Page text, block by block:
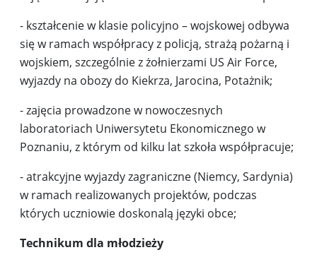
- kształcenie w klasie policyjno – wojskowej odbywa
się w ramach współpracy z policją, strażą pożarną i
wojskiem, szczególnie z żołnierzami US Air Force,
wyjazdy na obozy do Kiekrza, Jarocina, Potażnik;
- zajęcia prowadzone w nowoczesnych
laboratoriach Uniwersytetu Ekonomicznego w
Poznaniu, z którym od kilku lat szkoła współpracuje;
- atrakcyjne wyjazdy zagraniczne (Niemcy, Sardynia)
w ramach realizowanych projektów, podczas
których uczniowie doskonalą języki obce;
Technikum dla młodzieży